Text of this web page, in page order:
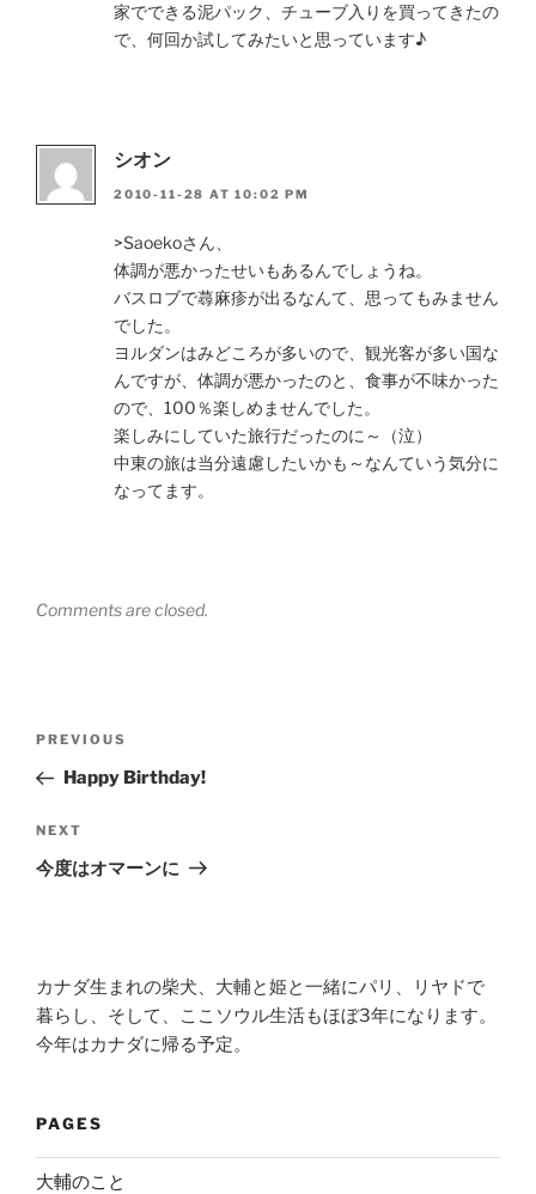
家でできる泥パック、チューブ入りを買ってきたの
で、何回か試してみたいと思っています♪
シオン
2010-11-28 AT 10:02 PM
>Saoekoさん、
体調が悪かったせいもあるんでしょうね。
バスロブで蕁麻疹が出るなんて、思ってもみません
でした。
ヨルダンはみどころが多いので、観光客が多い国な
んですが、体調が悪かったのと、食事が不味かった
ので、100％楽しめませんでした。
楽しみにしていた旅行だったのに～（泣）
中東の旅は当分遠慮したいかも～なんていう気分に
なってます。
Comments are closed.
Previous
Post
PREVIOUS
Happy Birthday!
Next
Post
NEXT
今度はオマーンに
カナダ生まれの柴犬、大輔と姫と一緒にパリ、リヤドで
暮らし、そして、ここソウル生活もほぼ3年になります。
今年はカナダに帰る予定。
PAGES
大輔のこと